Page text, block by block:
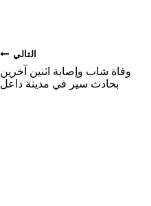
التالي
وفاة شاب وإصابة اثنين آخرين
بحادث سير في مدينة داعل